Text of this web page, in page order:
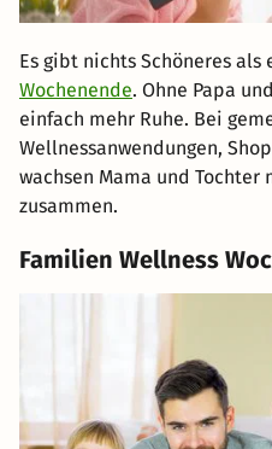
Es gibt nichts Schöneres als
Wochenende. Ohne Papa
einfach mehr Ruhe. Bei
Wellnessanwendungen,
wachsen Mama und
zusammen.
Familien Wellness